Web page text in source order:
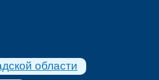
области